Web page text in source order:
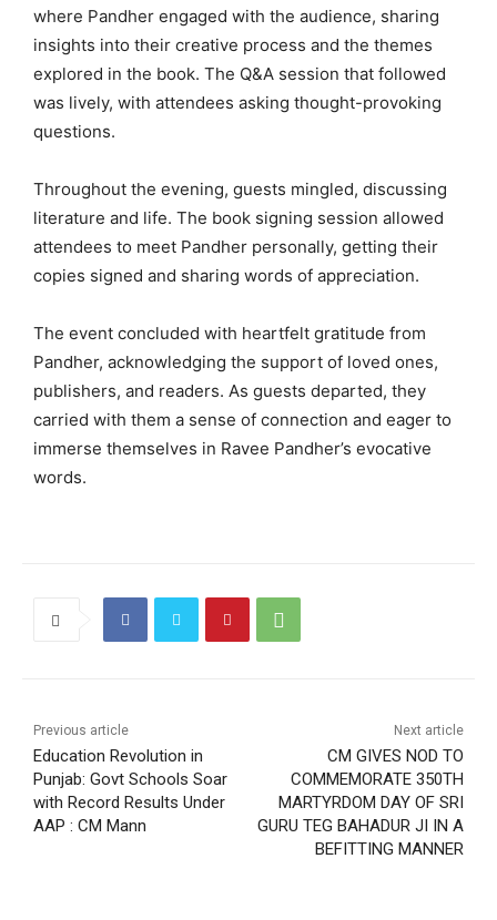
where Pandher engaged with the audience, sharing
insights into their creative process and the themes
explored in the book. The Q&A session that followed
was lively, with attendees asking thought-provoking
questions.
Throughout the evening, guests mingled, discussing
literature and life. The book signing session allowed
attendees to meet Pandher personally, getting their
copies signed and sharing words of appreciation.
The event concluded with heartfelt gratitude from
Pandher, acknowledging the support of loved ones,
publishers, and readers. As guests departed, they
carried with them a sense of connection and eager to
immerse themselves in Ravee Pandher’s evocative
words.
Previous article
Education Revolution in
Punjab: Govt Schools Soar
with Record Results Under
AAP : CM Mann
Next article
CM GIVES NOD TO
COMMEMORATE 350TH
MARTYRDOM DAY OF SRI
GURU TEG BAHADUR JI IN A
BEFITTING MANNER